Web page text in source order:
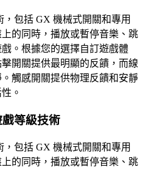
，包括 GX 機械式開關和專用
的同時，播放或暫停音樂、跳
。根據您的選擇自訂遊戲體
開關提供最明顯的反饋，而線
觸感開關提供物理反饋和安靜
。
等級技術
，包括 GX 機械式開關和專用
的同時，播放或暫停音樂、跳